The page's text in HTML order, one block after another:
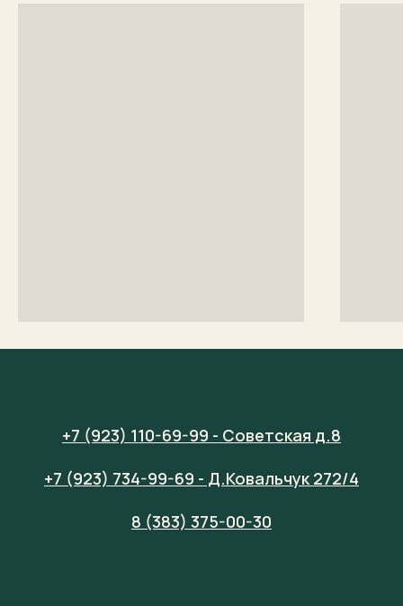
+7 (923) 110-69-99 - Советская д.8
+7 (923) 734-99-69 - Д.Ковальчук 272/4
8 (383) 375-00-30